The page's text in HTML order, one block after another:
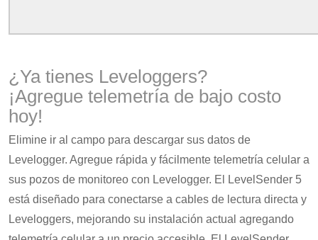
¿Ya tienes Leveloggers?
¡Agregue telemetría de bajo costo
hoy!
Elimine ir al campo para descargar sus datos de
Levelogger. Agregue rápida y fácilmente telemetría celular a
sus pozos de monitoreo con Levelogger. El LevelSender 5
está diseñado para conectarse a cables de lectura directa y
Leveloggers, mejorando su instalación actual agregando